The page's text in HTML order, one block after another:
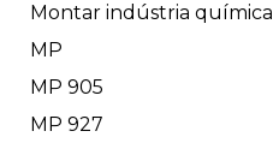
Montar indústria química
MP
MP 905
MP 927